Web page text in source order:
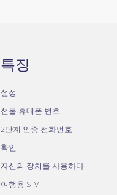
특징
설정
선불 휴대폰 번호
2단계 인증 전화번호
확인
자신의 장치를 사용하다
여행용 SIM